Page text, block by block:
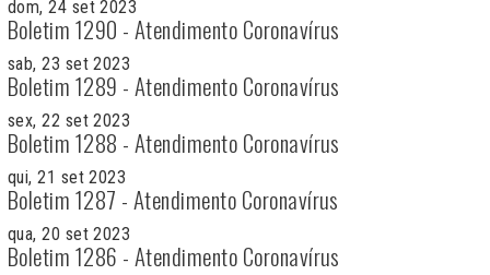
dom, 24 set 2023
Boletim 1290 - Atendimento Coronavírus
sab, 23 set 2023
Boletim 1289 - Atendimento Coronavírus
sex, 22 set 2023
Boletim 1288 - Atendimento Coronavírus
qui, 21 set 2023
Boletim 1287 - Atendimento Coronavírus
qua, 20 set 2023
Boletim 1286 - Atendimento Coronavírus